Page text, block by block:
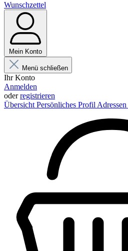
Wunschzettel
Mein Konto
Menü schließen
Ihr Konto
Anmelden
oderregistrieren
Übersicht Persönliches Profil Adressen